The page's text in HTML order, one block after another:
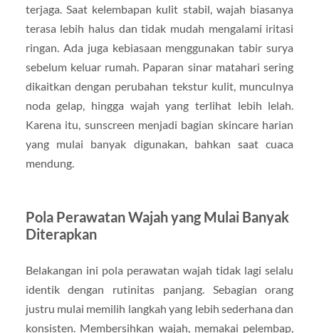
terjaga. Saat kelembapan kulit stabil, wajah biasanya
terasa lebih halus dan tidak mudah mengalami iritasi
ringan. Ada juga kebiasaan menggunakan tabir surya
sebelum keluar rumah. Paparan sinar matahari sering
dikaitkan dengan perubahan tekstur kulit, munculnya
noda gelap, hingga wajah yang terlihat lebih lelah.
Karena itu, sunscreen menjadi bagian skincare harian
yang mulai banyak digunakan, bahkan saat cuaca
mendung.
Pola Perawatan Wajah yang Mulai Banyak
Diterapkan
Belakangan ini pola perawatan wajah tidak lagi selalu
identik dengan rutinitas panjang. Sebagian orang
justru mulai memilih langkah yang lebih sederhana dan
konsisten. Membersihkan wajah, memakai pelembap,